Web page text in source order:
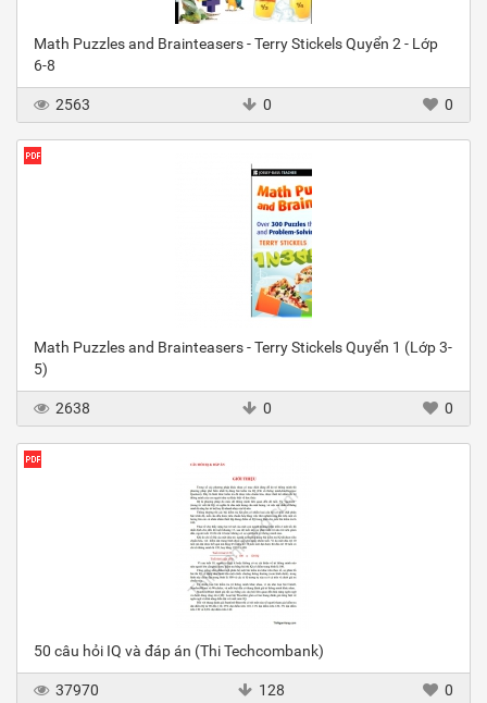
Math Puzzles and Brainteasers - Terry Stickels Quyển 2 - Lớp
6-8
2563 0 0
Math Puzzles and Brainteasers - Terry Stickels Quyển 1 (Lớp 3-
5)
2638 0 0
50 câu hỏi IQ và đáp án (Thi Techcombank)
37970 128 0